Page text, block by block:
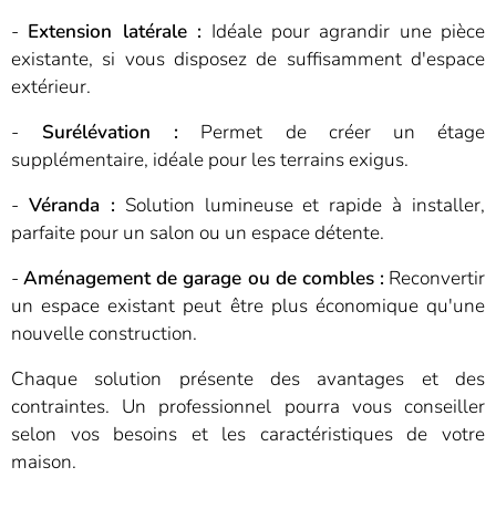
- Extension latérale : Idéale pour agrandir une pièce
existante, si vous disposez de suffisamment d'espace
extérieur.
- Surélévation : Permet de créer un étage
supplémentaire, idéale pour les terrains exigus.
- Véranda : Solution lumineuse et rapide à installer,
parfaite pour un salon ou un espace détente.
-Aménagement de garage ou de combles : Reconvertir
un espace existant peut être plus économique qu'une
nouvelle construction.
Chaque solution présente des avantages et des
contraintes. Un professionnel pourra vous conseiller
selon vos besoins et les caractéristiques de votre
maison.